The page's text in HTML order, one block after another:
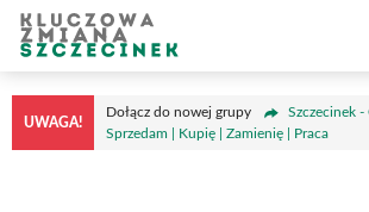
Przejdź
treści
UWAGA!
Dołącz do nowej grupy
Szczecinek -
Sprzedam | Kupię | Zamienię | Praca